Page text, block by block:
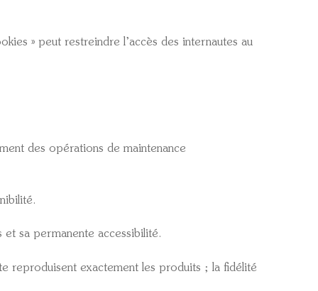
» peut restreindre l’accès des internautes au
des opérations de maintenance
sa permanente accessibilité.
reproduisent exactement les produits ; la fidélité